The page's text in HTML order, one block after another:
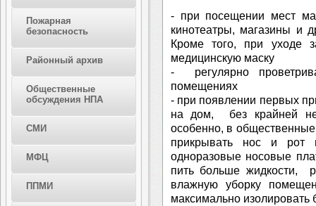
Пожарная
безопасность
Районный архив
Общественные
обсуждения НПА
СМИ
МФЦ
ППМИ
- при посещении мест
кинотеатры, магазины и
Кроме того, при уходе
медицинскую маску
- регулярно
помещениях
- при появлении первых
на дом, без крайней
особенно, в
прикрывать нос и рот
одноразовые носовые
пить больше жидкости,
влажную уборку
максимально изолировать